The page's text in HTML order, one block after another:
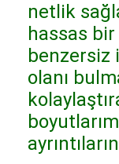
Bize Ulaşın
Haberler
Sorular
netlik
hassas
benzersiz
olanı